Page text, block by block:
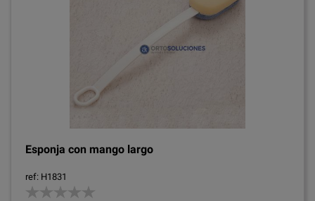
Esponja con mango largo
ref: H1831